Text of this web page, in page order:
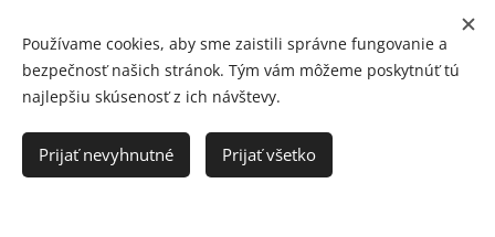
účely
Odoslať
Používame cookies, aby sme zaistili správne fungovanie a
bezpečnosť našich stránok. Tým vám môžeme poskytnúť tú
najlepšiu skúsenosť z ich návštevy.
Prijať nevyhnutné Prijať všetko